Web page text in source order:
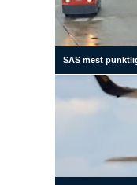
SAS mest